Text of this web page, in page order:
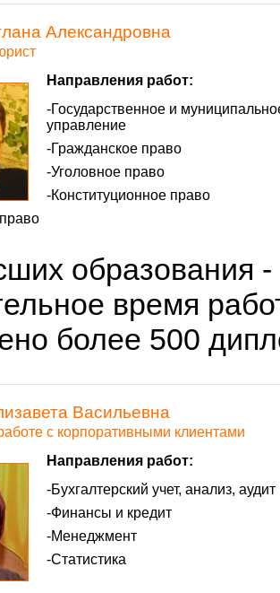
Александровна
Направления работ:
Государственное и
управление
Гражданское право
Уголовное право
Конституционное право
образования
время
более 500
Васильевна
с корпоративными клиентами
Направления работ:
Бухгалтерский учет, анализ, аудит
Финансы и кредит
Менеджмент
Статистика